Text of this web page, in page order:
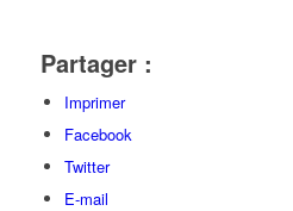
Partager :
Imprimer
Facebook
Twitter
E-mail